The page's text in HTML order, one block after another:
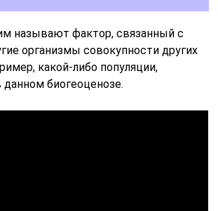
называют фактор, связанный с
организмы совокупности других
какой-либо популяции,
биогеоценозе.